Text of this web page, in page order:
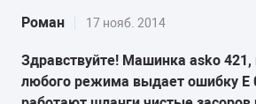
Роман 17 нояб. 2014
Здравствуйте! Машинка asko
любого режима выдает ошибку Е